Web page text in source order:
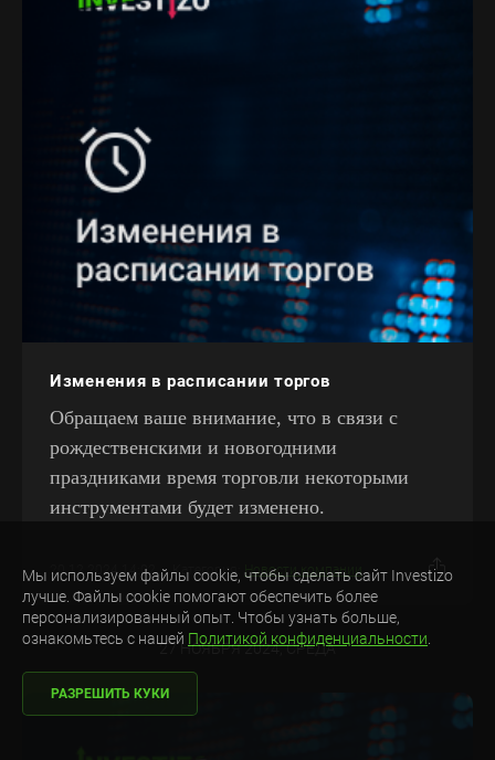
Изменения в расписании торгов
Обращаем ваше внимание, что в связи с
рождественскими и новогодними
праздниками время торговли некоторыми
инструментами будет изменено.
20.12.2024 14:02 Категория: Новости компании
27 НОЯБРЯ 2024, СРЕДА
Мы используем файлы cookie, чтобы сделать сайт Investizo
лучше. Файлы cookie помогают обеспечить более
персонализированный опыт. Чтобы узнать больше,
ознакомьтесь с нашей Политикой конфиденциальности
РАЗРЕШИТЬ КУКИ